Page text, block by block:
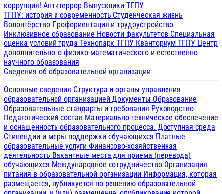
коррупция! Антитеррор Выпускники ТГПУ
ТГПУ: история и современность Студенческая жизнь
Волонтёрство Профориентация и трудоустройство
Инклюзивное образование Новости факультетов Специальная
оценка условий труда Технопарк ТГПУ Кванториум ТГПУ Центр
дополнительного физико-математического и естественно-
научного образования
Сведения об образовательной организации
Основные сведения Структура и органы управления
образовательной организацией Документы Образование
Образовательные стандарты и требования Руководство
Педагогический состав Материально-техническое обеспечение
и оснащенность образовательного процесса. Доступная среда
Стипендии и меры поддержки обучающихся Платные
образовательные услуги Финансово-хозяйственная
деятельность Вакантные места для приема (перевода)
обучающихся Международное сотрудничество Организация
питания в образовательной организации Информация, которая
размещается, публикуется по решению образовательной